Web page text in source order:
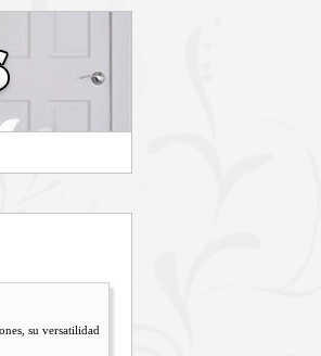
su versatilidad